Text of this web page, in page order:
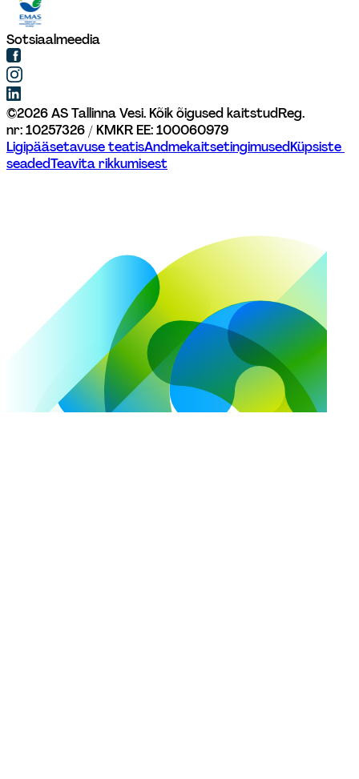
Sotsiaalmeedia
©2026AS Tallinna Vesi. Kõik õigused kaitstudReg.
nr: 10257326 / KMKR EE: 100060979
Ligipääsetavuse teatisAndmekaitsetingimusedKüpsiste
seadedTeavita rikkumisest